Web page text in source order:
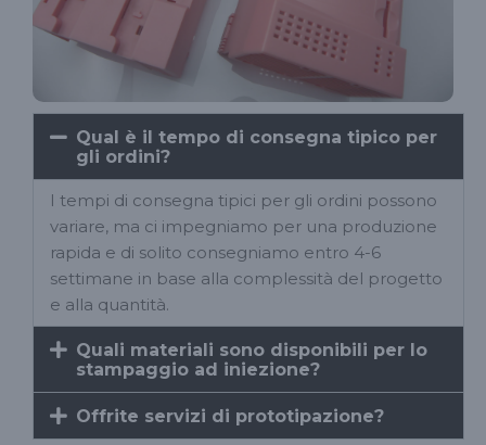
Qual è il tempo di consegna tipico per
gli ordini?
I tempi di consegna tipici per gli ordini possono
variare, ma ci impegniamo per una produzione
rapida e di solito consegniamo entro 4-6
settimane in base alla complessità del progetto
e alla quantità.
Quali materiali sono disponibili per lo
stampaggio ad iniezione?
Offrite servizi di prototipazione?